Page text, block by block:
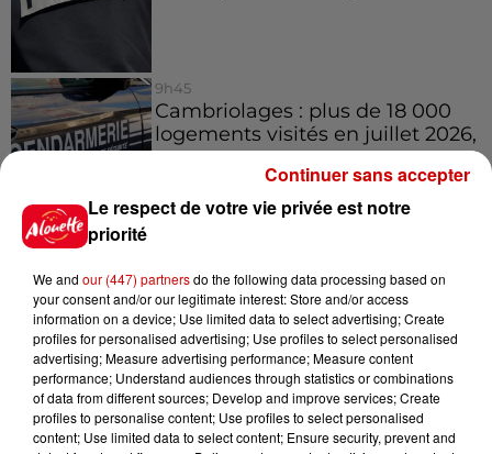
9h45
Cambriolages : plus de 18 000
logements visités en juillet 2026,
en...
est son programme ?
Jeux Voir plus
Le respect de votre vie privée est notre
priorité
We and our (447) partnersdo the following data processing based on
your consent and/or our legitimate interest: Store and/or access
information on a device; Use limited data to select advertising; Create
profiles for personalised advertising; Use profiles to select personalised
advertising; Measure advertising performance; Measure content
performance; Understand audiences through statistics or combinations
of data from different sources; Develop and improve services; Create
profiles to personalise content; Use profiles to select personalised
content; Use limited data to select content; Ensure security, prevent and
Continuer sans accepter